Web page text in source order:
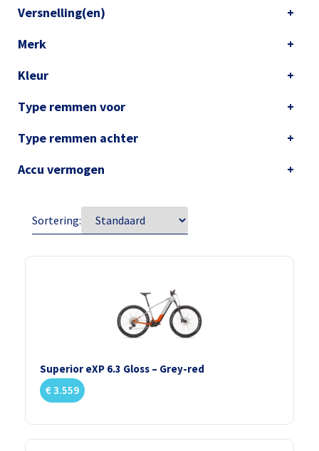
Versnelling(en)
Merk
Kleur
Type remmen voor
Type remmen achter
Accu vermogen
Sortering:
Superior eXP 6.3 Gloss – Grey-red
€3.559